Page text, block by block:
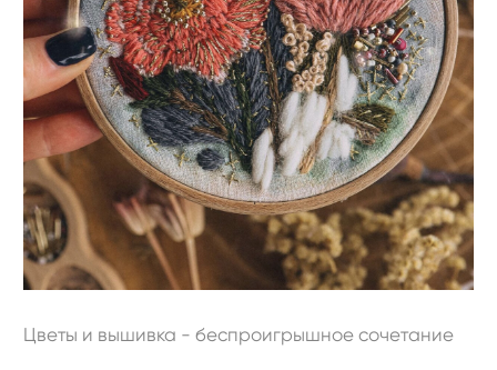
Цветы и вышивка - беспроигрышное сочетание